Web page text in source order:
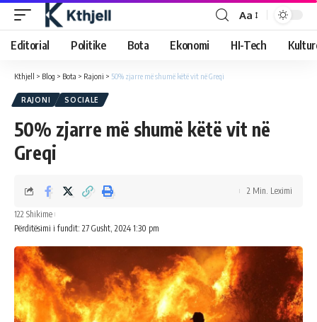
Aa
Editorial Politike Bota Ekonomi HI-Tech
Kthjell > Blog > Bota > Rajoni > 50% zjarre më shumë këtë vit në Greqi
RAJONI SOCIALE
50% zjarre më shumë këtë vit në
Greqi
Përditësimi i fundit: 27 Gusht, 2024 1:30 pm
122 Shikime
2 Min. Leximi